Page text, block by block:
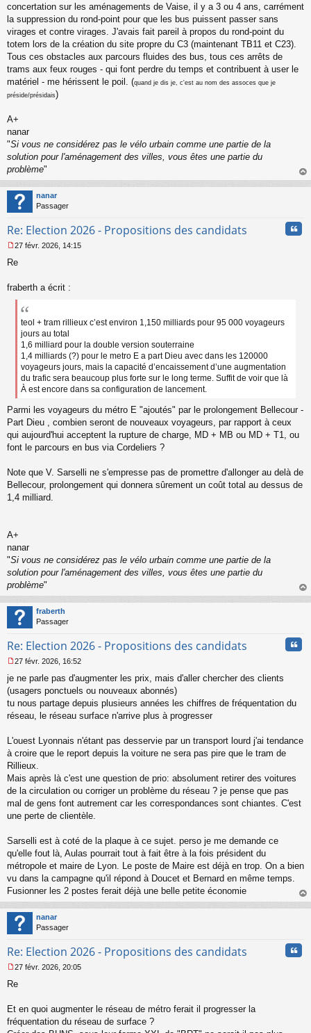
concertation sur les aménagements de Vaise, il y a 3 ou 4 ans, carrément
la suppression du rond-point pour que les bus puissent passer sans
virages et contre virages. J'avais fait pareil à propos du rond-point du
totem lors de la création du site propre du C3 (maintenant TB11 et C23).
Tous ces obstacles aux parcours fluides des bus, tous ces arrêts de
trams aux feux rouges - qui font perdre du temps et contribuent à user le
matériel - me hérissent le poil. (quand je dis je, c'est au nom des assoces que je
préside/présidais)
A+
nanar
"Si vous ne considérez pas le vélo urbain comme une partie de la
solution pour l'aménagement des villes, vous êtes une partie du
problème"
au
nanar
Passager
Re: Election 2026 - Propositions des candidats
e
s
27 févr. 2026, 14:15
Re
fraberth a écrit :
teol + tram rillieux c’est environ 1,150 milliards pour 95 000 voyageurs
jours au total
1,6 milliard pour la double version souterraine
1,4 milliards (?) pour le metro E a part Dieu avec dans les 120000
voyageurs jours, mais la capacité d’encaissement d’une augmentation
du trafic sera beaucoup plus forte sur le long terme. Suffit de voir que là
À est encore dans sa configuration de lancement.
Parmi les voyageurs du métro E "ajoutés" par le prolongement Bellecour -
Part Dieu , combien seront de nouveaux voyageurs, par rapport à ceux
qui aujourd'hui acceptent la rupture de charge, MD + MB ou MD + T1, ou
font le parcours en bus via Cordeliers ?
Note que V. Sarselli ne s'empresse pas de promettre d'allonger au delà de
Bellecour, prolongement qui donnera sûrement un coût total au dessus de
1,4 milliard.
A+
nanar
"Si vous ne considérez pas le vélo urbain comme une partie de la
solution pour l'aménagement des villes, vous êtes une partie du
problème"
au
fraberth
Passager
Re: Election 2026 - Propositions des candidats
e
s
s
g
n
o
n
u
27 févr. 2026, 16:52
je ne parle pas d'augmenter les prix, mais d'aller chercher des clients
(usagers ponctuels ou nouveaux abonnés)
tu nous partage depuis plusieurs années les chiffres de fréquentation du
réseau, le réseau surface n'arrive plus à progresser
L'ouest Lyonnais n'étant pas desservie par un transport lourd j'ai tendance
à croire que le report depuis la voiture ne sera pas pire que le tram de
Rillieux.
Mais après là c'est une question de prio: absolument retirer des voitures
de la circulation ou corriger un problème du réseau ? je pense que pas
mal de gens font autrement car les correspondances sont chiantes. C'est
une perte de clientèle.
Sarselli est à coté de la plaque à ce sujet. perso je me demande ce
qu'elle fout là, Aulas pourrait tout à fait être à la fois président du
métropole et maire de Lyon. Le poste de Maire est déjà en trop. On a bien
vu dans la campagne qu'il répond à Doucet et Bernard en même temps.
Fusionner les 2 postes ferait déjà une belle petite économie
au
nanar
Passager
Re: Election 2026 - Propositions des candidats
e
s
a
g
27 févr. 2026, 20:05
Re
Et en quoi augmenter le réseau de métro ferait il progresser la
fréquentation du réseau de surface ?